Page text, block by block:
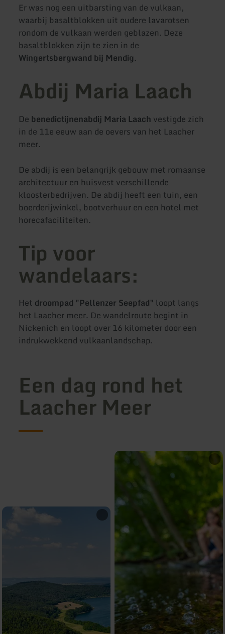
Er was nog een uitbarsting van de vulkaan,
waarbij basaltblokken uit oudere lavarotsen
rondom de vulkaan werden geblazen. Deze
basaltblokken zijn te zien in de
Wingertsbergwand bij Mendig.
Abdij Maria Laach
De benedictijnenabdij Maria Laach vestigde zich
in de 11e eeuw aan de oevers van het Laacher
meer.
De abdij is een belangrijk gebouw met romaanse
architectuur en huisvest verschillende
kloosterbedrijven. De abdij heeft een tuin, een
boerderijwinkel, bootverhuur en een hotel met
horecafaciliteiten.
Tip voor
wandelaars:
Het droompad "Pellenzer Seepfad" loopt langs
het Laacher meer. De wandelroute begint in
Nickenich en loopt over 16 kilometer door een
indrukwekkend vulkaanlandschap.
Een dag rond het
Laacher Meer